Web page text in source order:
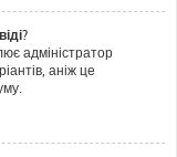
адміністратор
аніж це